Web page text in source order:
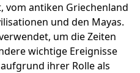
vom antiken Griechenland
und den Mayas.
um die Zeiten
wichtige Ereignisse
ihrer Rolle als